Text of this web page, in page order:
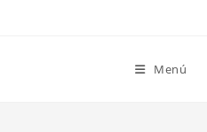
Menú